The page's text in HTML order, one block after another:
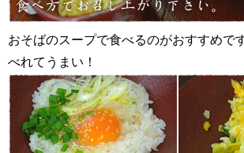
おそばのスープで食べるのがおすすめ
べれてうまい！